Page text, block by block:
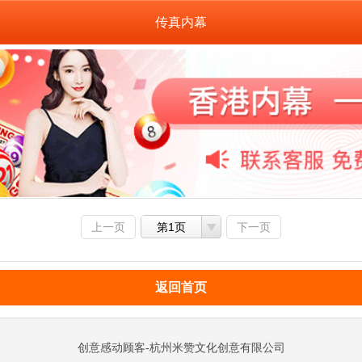
传真内幕
上一页 第1页 下一页
返回首页
创意感动顾客-杭州米赞文化创意有限公司